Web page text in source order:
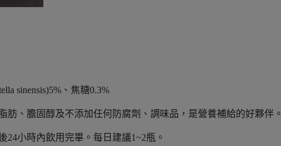
sinensis)5%、焦糖0.3%
、膽固醇及不添加任何防腐劑、調味品，是營養補給的好夥伴。
小時內飲用完畢。每日建議1~2瓶。